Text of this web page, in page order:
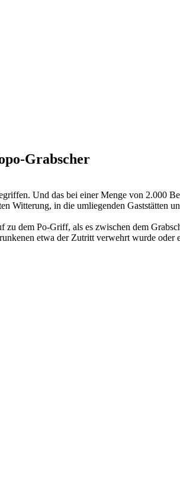
Grabscher
Und das bei einer Menge von 2.000
Witterung, in die umliegenden Gaststätten
dem Po-Griff, als es zwischen dem
etwa der Zutritt verwehrt wurde